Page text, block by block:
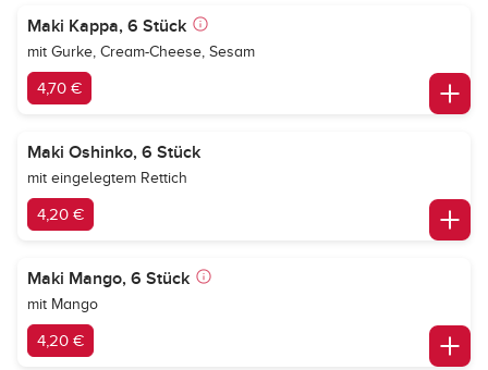
Maki Kappa, 6 Stück
mit Gurke, Cream-Cheese, Sesam
4,70 €
Maki Oshinko, 6 Stück
mit eingelegtem Rettich
4,20 €
Maki Mango, 6 Stück
mit Mango
4,20 €